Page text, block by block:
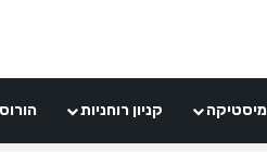
מיסטיקה קניון רוחניות